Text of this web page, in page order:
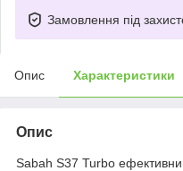
Замовлення під
Опис Характеристики
Опис
Sabah S37 Turbo